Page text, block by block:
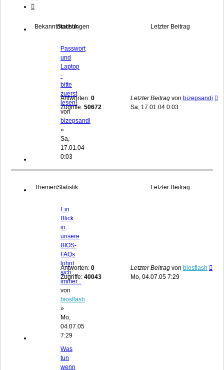
Bekanntmachungen
Statistik Letzter Beitrag
Passwort
und
Laptop
-
bitte
zuerst
lesen!
von
bizepsandi
»
Sa,
17.01.04
0:03
Antworten: 0
Zugriffe: 50672
Letzter Beitrag von bizepsandi
Sa, 17.01.04 0:03
ThemenStatistik Letzter Beitrag
Ein
Blick
in
unsere
BIOS-
FAQs
lohnt
sich
immer...
von
biosflash
»
Mo,
04.07.05
7:29
Antworten: 0
Zugriffe: 40043
Letzter Beitrag von biosflash
Mo, 04.07.05 7:29
Was
tun
wenn